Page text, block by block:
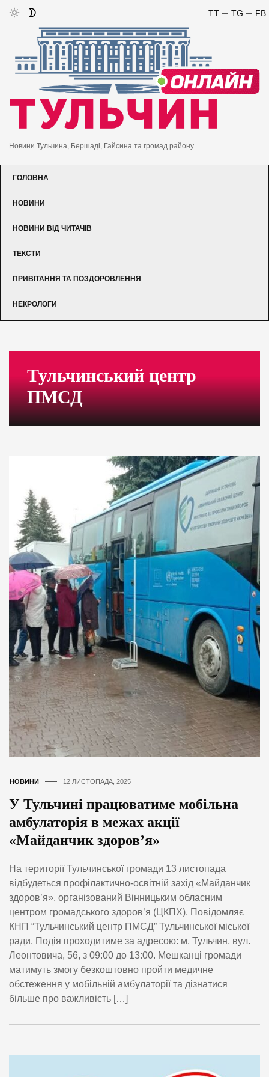
FB
TG
TT
Новини Тульчина, Бершаді, Гайсина та громад району
ГОЛОВНА
НОВИНИ
НОВИНИ ВІД ЧИТАЧІВ
ТЕКСТИ
ПРИВІТАННЯ ТА ПОЗДОРОВЛЕННЯ
НЕКРОЛОГИ
Тульчинський центр
ПМСД
НОВИНИ 12 ЛИСТОПАДА, 2025
У Тульчині працюватиме мобільна
амбулаторія в межах акції
«Майданчик здоров’я»
На території Тульчинської громади 13 листопада
відбудеться профілактично-освітній захід «Майданчик
здоров’я», організований Вінницьким обласним
центром громадського здоров’я (ЦКПХ). Повідомляє
КНП “Тульчинський центр ПМСД” Тульчинської міської
ради. Подія проходитиме за адресою: м. Тульчин, вул.
Леонтовича, 56, з 09:00 до 13:00. Мешканці громади
матимуть змогу безкоштовно пройти медичне
обстеження у мобільній амбулаторії та дізнатися
більше про важливість […]